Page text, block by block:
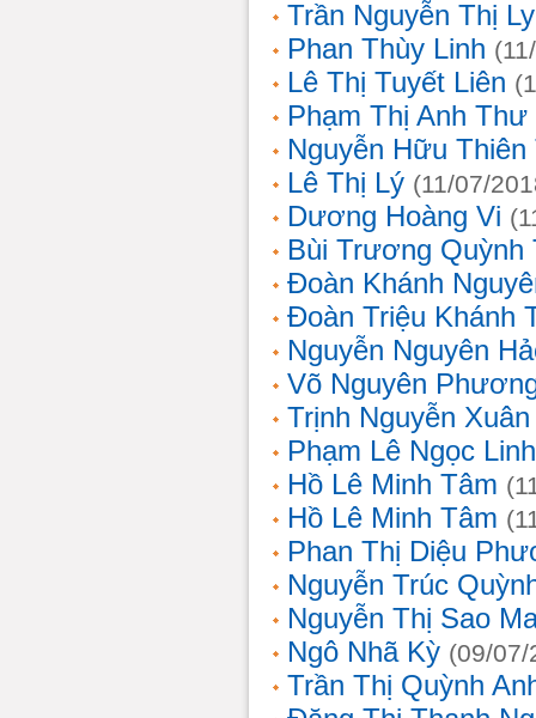
Trần Nguyễn Thị
Phan Thùy Linh
Lê Thị Tuyết Liên
Phạm Thị Anh Thư
Nguyễn Hữu Thiên
Lê Thị Lý (11/07/
Dương Hoàng Vi
Bùi Trương Quỳnh
Đoàn Khánh
Đoàn Triệu Khánh
Nguyễn Nguyên
Võ Nguyên
Trịnh Nguyễn
Phạm Lê Ngọc Linh
Hồ Lê Minh Tâm
Hồ Lê Minh Tâm
Phan Thị Diệu
Nguyễn Trúc
Nguyễn Thị Sao
Ngô Nhã Kỳ (09/07/
Trần Thị Quỳnh